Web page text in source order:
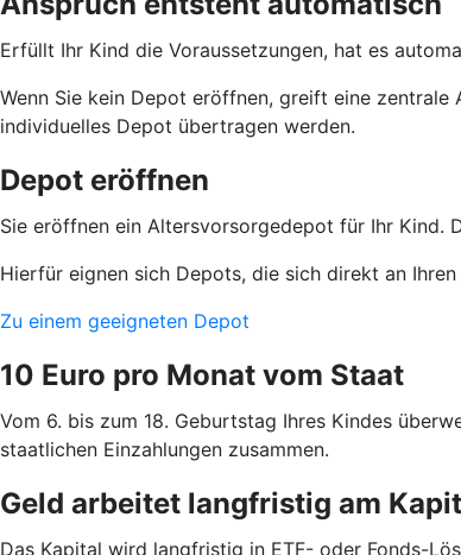
Erfüllt Ihr Kind die Voraussetzungen, hat es
Wenn Sie kein Depot eröffnen, greift eine
individuelles Depot übertragen werden.
Depot eröffnen
Sie eröffnen ein Altersvorsorgedepot für Ihr Kind.
Hierfür eignen sich Depots, die sich direkt an
Zu einem geeigneten Depot
10 Euro pro Monat vom Staat
Vom 6. bis zum 18. Geburtstag Ihres Kindes
staatlichen Einzahlungen zusammen.
Geld arbeitet langfristig am
Das Kapital wird langfristig in ETF- oder Fonds-